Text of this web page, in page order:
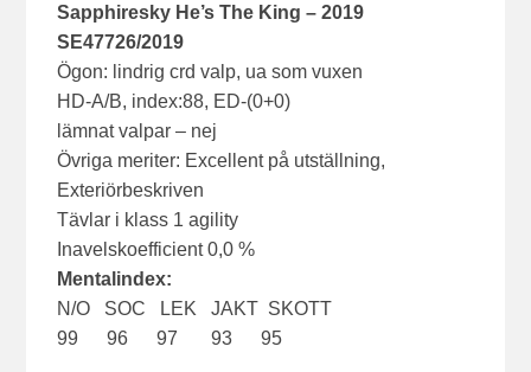
Sapphiresky He’s The King – 2019
SE47726/2019
Ögon: lindrig crd valp, ua som vuxen
HD-A/B, index:88, ED-(0+0)
lämnat valpar – nej
Övriga meriter: Excellent på utställning,
Exteriörbeskriven
Tävlar i klass 1 agility
Inavelskoefficient 0,0 %
Mentalindex:
N/O SOC LEK JAKT SKOTT
99 96 97 93 95